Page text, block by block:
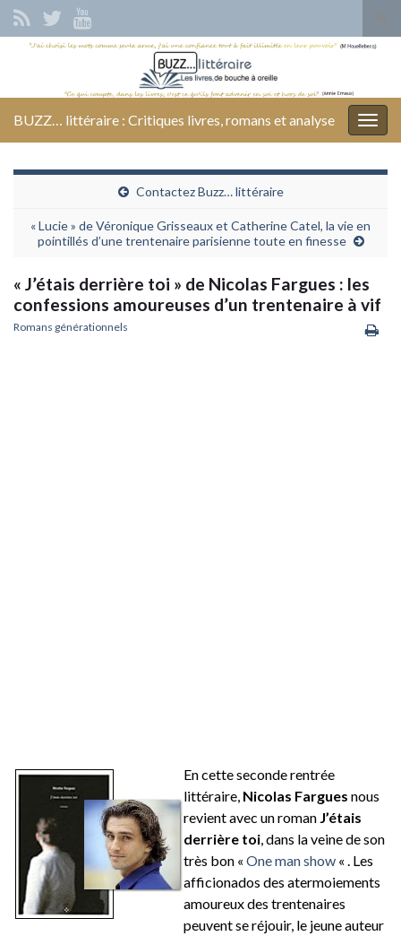
Search for:
BUZZ… littéraire : Critiques livres, romans et analyse
Contactez Buzz… littéraire
« Lucie » de Véronique Grisseaux et Catherine Catel, la vie en
pointillés d’une trentenaire parisienne toute en finesse
« J’étais derrière toi » de Nicolas Fargues : les
confessions amoureuses d’un trentenaire à vif
Romans générationnels
En cette seconde rentrée
littéraire, Nicolas Fargues nous
revient avec un roman J’étais
derrière toi , dans la veine de son
très bon « One man show « . Les
afficionados des atermoiements
amoureux des trentenaires
peuvent se réjouir, le jeune auteur